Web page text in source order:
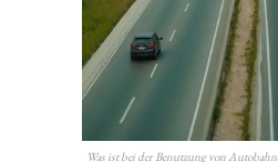
Was ist bei der Benutzung von